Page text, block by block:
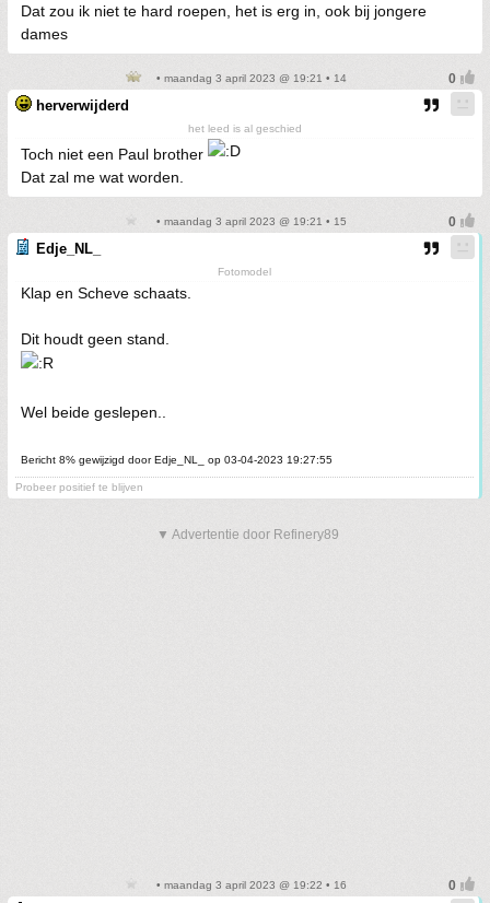
Dat zou ik niet te hard roepen, het is erg in, ook bij jongere
dames
• maandag 3 april 2023 @ 19:21 • 14
herverwijderd
het leed is al geschied
Toch niet een Paul brother
Dat zal me wat worden.
• maandag 3 april 2023 @ 19:21 • 15
Edje_NL_
Fotomodel
Klap en Scheve schaats.
Dit houdt geen stand.
Wel beide geslepen..
Bericht 8% gewijzigd door Edje_NL_ op 03-04-2023 19:27:55
Probeer positief te blijven
▼ Advertentie door Refinery89
• maandag 3 april 2023 @ 19:22 • 16